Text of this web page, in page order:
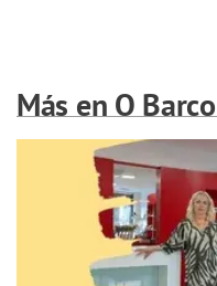
Más en O Barco